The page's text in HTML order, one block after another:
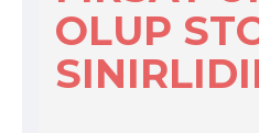
OLUP